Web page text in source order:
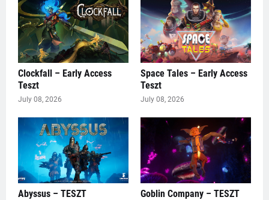
Clockfall – Early Access
Teszt
July 08, 2026
Space Tales – Early Access
Teszt
July 08, 2026
Abyssus – TESZT Goblin Company – TESZT